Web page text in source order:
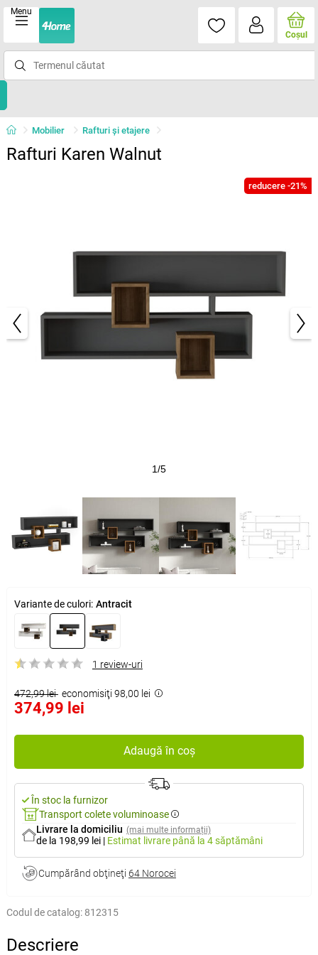
Menu
Coşul
Mobilier Rafturi şi etajere
Rafturi Karen Walnut
reducere -21%
1/5
Variante de culori: Antracit
1 review-uri
472,99 lei economisiţi 98,00 lei
374,99 lei
Adaugă în coș
În stoc la furnizor
Transport colete voluminoase
Livrare la domiciliu (mai multe informații)
de la 198,99 lei | Estimat livrare până la 4 săptămâni
Cumpărând obţineţi 64 Norocei
Codul de catalog: 812315
Descriere